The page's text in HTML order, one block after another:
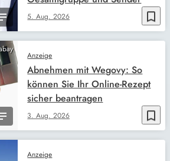
bookmark_border
5. Aug. 2026
bookmark_border
Anzeige
3. Aug. 2026
Abnehmen mit Wegovy: So
können Sie Ihr Online-Rezept
sicher beantragen
Anzeige